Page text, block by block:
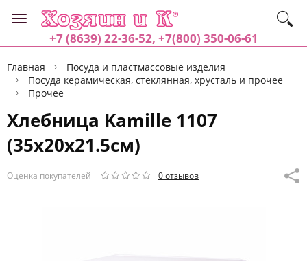
+7 (8639) 22-36-52, +7(800) 350-06-61
Главная
Посуда и пластмассовые изделия
Посуда керамическая, стеклянная, хрусталь и прочее
Прочее
Хлебница Kamille 1107
(35х20х21.5см)
Оценка покупателей 0 отзывов